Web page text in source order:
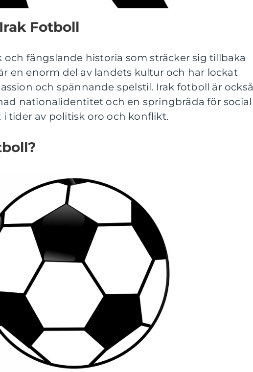
Fotboll
och fängslande historia som sträcker sig tillbaka
en enorm del av landets kultur och har lockat
och spännande spelstil. Irak fotboll är också
nationalidentitet och en springbräda för social
i tider av politisk oro och konflikt.